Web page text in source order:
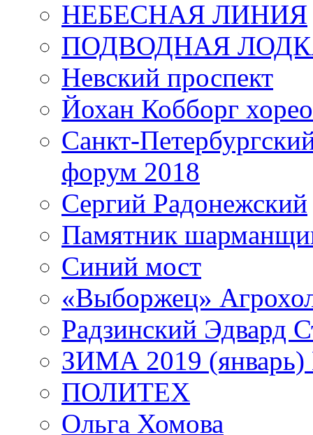
НЕБЕСНАЯ ЛИНИЯ
ПОДВОДНАЯ
Невский проспект
Йохан Кобборг
Санкт-
форум 2018
Сергий Радонежский
Памятник
Синий мост
«Выборжец»
Радзинский Эдвард
ЗИМА 2019 (январь)
ПОЛИТЕХ
Ольга Хомова